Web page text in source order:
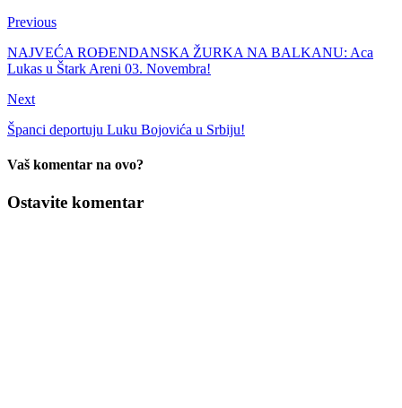
Previous
NAJVEĆA ROĐENDANSKA ŽURKA NA BALKANU: Aca
Lukas u Štark Areni 03. Novembra!
Next
Španci deportuju Luku Bojovića u Srbiju!
Vaš komentar na ovo?
Ostavite komentar